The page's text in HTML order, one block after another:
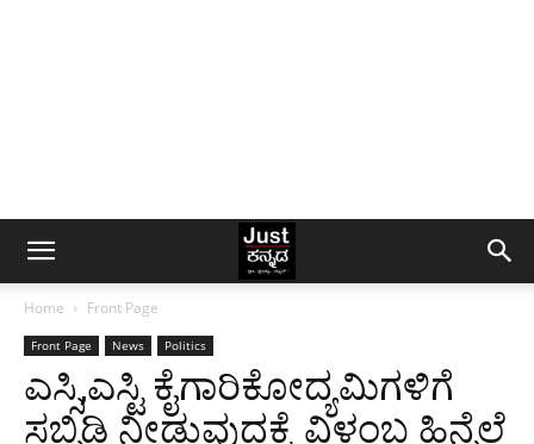
Home Front Page
Front Page News Politics
ಎಸ್ಸಿ,ಎಸ್ಟಿ ಕೈಗಾರಿಕೋದ್ಯಮಿಗಳಿಗೆ
ಸಬ್ಸಿಡಿ ನೀಡುವುದಕ್ಕೆ ವಿಳಂಬ ಹಿನ್ನೆಲೆ